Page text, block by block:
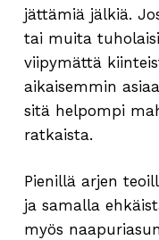
jättämiä jälkiä.
tai muita
viipymättä
aikaisemmin
sitä helpompi
ratkaista.
Pienillä arjen
ja samalla
myös